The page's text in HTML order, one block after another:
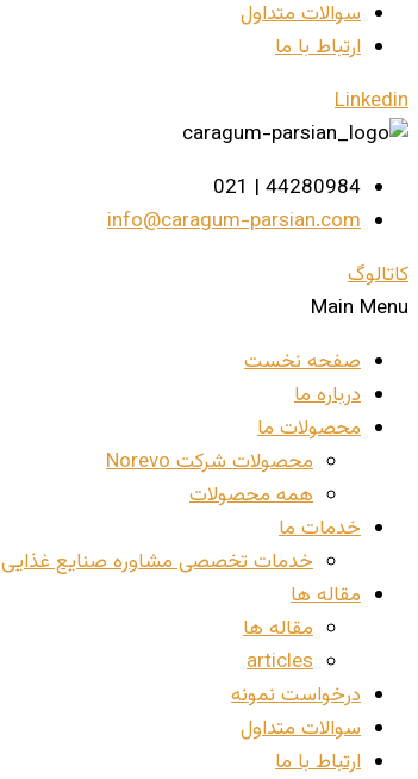
سوالات متداول
ارتباط با ما
Linkedin
44280984 | 021
info@caragum-parsian.com
کاتالوگ
Main Menu
صفحه نخست
درباره ما
محصولات ما
محصولات شرکت Norevo
همه محصولات
خدمات ما
خدمات تخصصی مشاوره صنایع غذایی
مقاله ها
مقاله ها
articles
درخواست نمونه
سوالات متداول
ارتباط با ما